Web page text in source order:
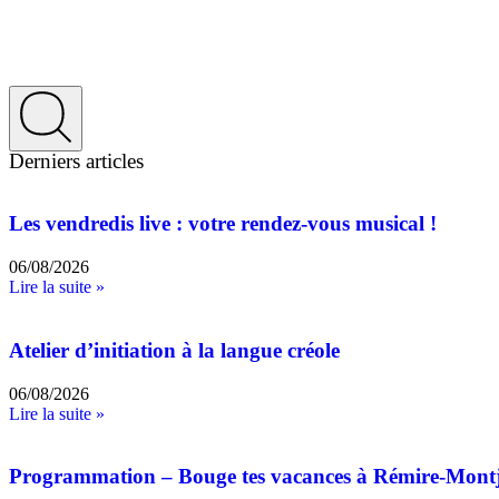
Derniers articles
Les vendredis live : votre rendez-vous musical !
06/08/2026
Lire la suite »
Atelier d’initiation à la langue créole
06/08/2026
Lire la suite »
Programmation – Bouge tes vacances à Rémire-